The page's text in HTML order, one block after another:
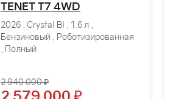
TENET T7 4WD
2026 , Crystal Bl , 1.6 л ,
Бензиновый , Роботизированная
, Полный
2 940 000 ₽
2 579 000 ₽